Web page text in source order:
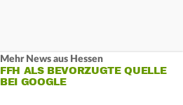
Mehr News aus Hessen
FFH ALS BEVORZUGTE QUELLE
BEI GOOGLE